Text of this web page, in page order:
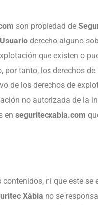
son propiedad de
Usuario derecho alguno
que existen o
por tanto, los derechos
de los derechos de
no autorizada de la
en seguritecxabia.com
contenidos, ni que este
Xàbia no se